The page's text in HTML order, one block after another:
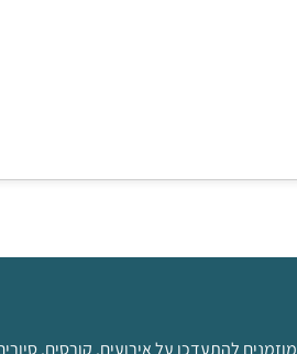
מוזמנים להתעדכן על אירועים, קורסים,